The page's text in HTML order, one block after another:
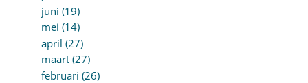
juni (19)
mei (14)
april (27)
maart (27)
februari (26)